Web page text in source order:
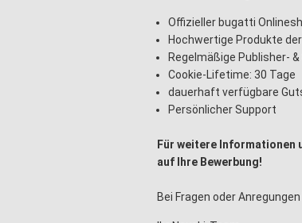
Offizieller bugatti
Hochwertige Produkte
Regelmäßige Publisher-
Cookie-Lifetime: 30 Tage
dauerhaft verfügbare
Persönlicher Support
Für weitere Informationen
auf Ihre Bewerbung!
Bei Fragen oder